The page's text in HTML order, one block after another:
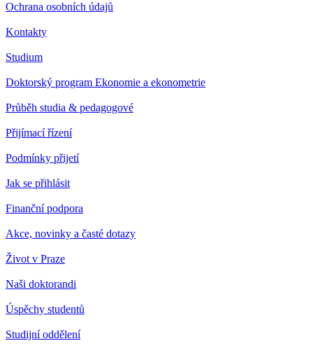
Ochrana osobních údajů
Kontakty
Studium
Doktorský program Ekonomie a ekonometrie
Průběh studia & pedagogové
Přijímací řízení
Podmínky přijetí
Jak se přihlásit
Finanční podpora
Akce, novinky a časté dotazy
Život v Praze
Naši doktorandi
Úspěchy studentů
Studijní oddělení